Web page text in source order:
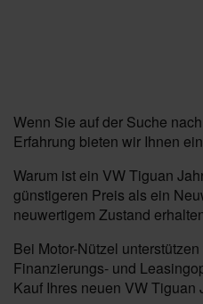
Wenn Sie auf der Suche
Erfahrung bieten wir Ihnen
Warum ist ein VW Tiguan
günstigeren Preis als ein
neuwertigem Zustand
Bei Motor-Nützel
Finanzierungs- und
Kauf Ihres neuen VW